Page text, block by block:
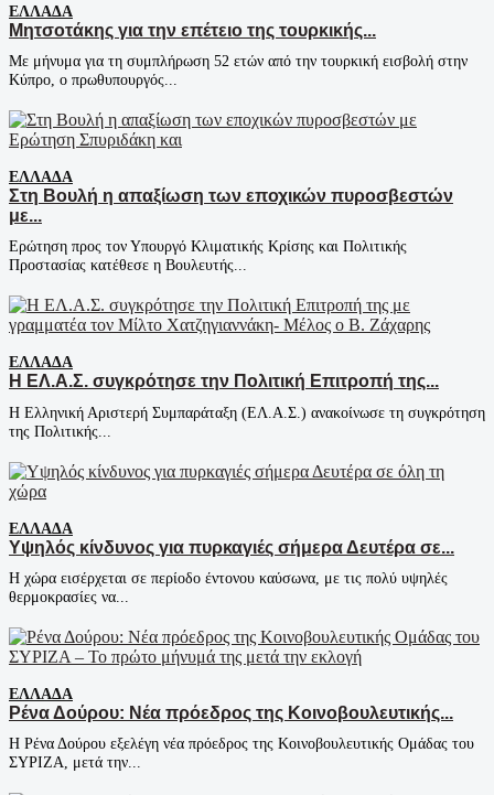
ΕΛΛΆΔΑ
Μητσοτάκης για την επέτειο της τουρκικής...
Με μήνυμα για τη συμπλήρωση 52 ετών από την τουρκική εισβολή στην
Κύπρο, ο πρωθυπουργός...
ΕΛΛΆΔΑ
Στη Βουλή η απαξίωση των εποχικών πυροσβεστών
με...
Ερώτηση προς τον Υπουργό Κλιματικής Κρίσης και Πολιτικής
Προστασίας κατέθεσε η Βουλευτής...
ΕΛΛΆΔΑ
Η ΕΛ.Α.Σ. συγκρότησε την Πολιτική Επιτροπή της...
Η Ελληνική Αριστερή Συμπαράταξη (ΕΛ.Α.Σ.) ανακοίνωσε τη συγκρότηση
της Πολιτικής...
ΕΛΛΆΔΑ
Υψηλός κίνδυνος για πυρκαγιές σήμερα Δευτέρα σε...
Η χώρα εισέρχεται σε περίοδο έντονου καύσωνα, με τις πολύ υψηλές
θερμοκρασίες να...
ΕΛΛΆΔΑ
Ρένα Δούρου: Νέα πρόεδρος της Κοινοβουλευτικής...
Η Ρένα Δούρου εξελέγη νέα πρόεδρος της Κοινοβουλευτικής Ομάδας του
ΣΥΡΙΖΑ, μετά την...